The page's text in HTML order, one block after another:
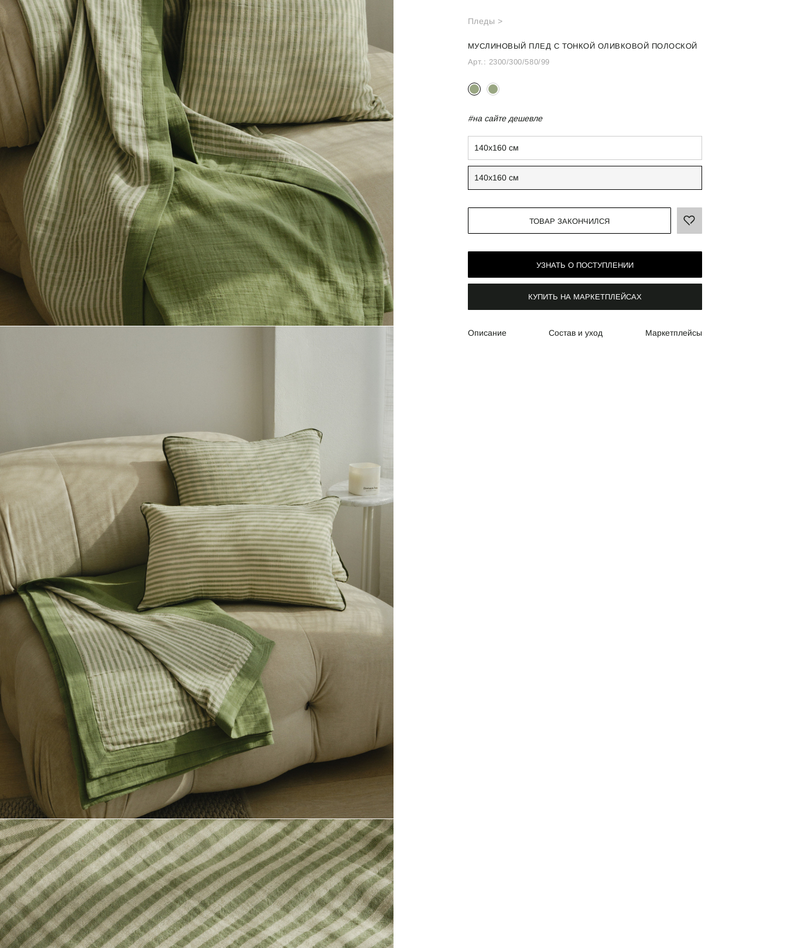
Пледы >
МУСЛИНОВЫЙ ПЛЕД С ТОНКОЙ ОЛИВКОВОЙ ПОЛОСКОЙ
Арт.: 2300/300/580/99
#на сайте дешевле
140х160 см
140х160 см
ТОВАР ЗАКОНЧИЛСЯ
УЗНАТЬ О ПОСТУПЛЕНИИ
КУПИТЬ НА МАРКЕТПЛЕЙСАХ
Описание Состав и уход Маркетплейсы